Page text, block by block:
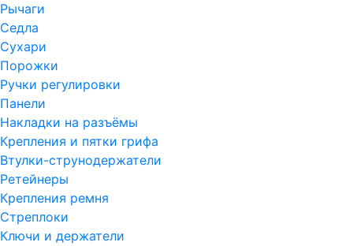
Рычаги
Седла
Сухари
Порожки
Ручки регулировки
Панели
Накладки на разъёмы
Крепления и пятки грифа
Втулки-струнодержатели
Ретейнеры
Крепления ремня
Стреплоки
Ключи и держатели